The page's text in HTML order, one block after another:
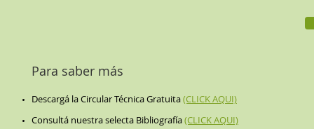
Para saber más
Descargá la Circular Técnica Gratuita(CLICK AQUI)
Consultá nuestra selecta Bibliografía(CLICK AQUI)